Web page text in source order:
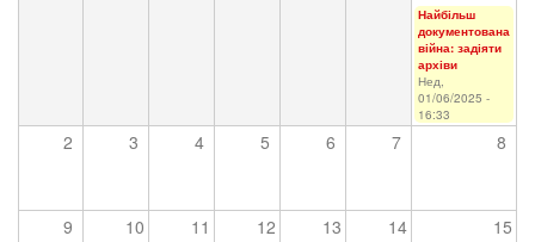
Найбільш
документована
війна: задіяти
архіви
Нед,
01/06/2025 -
16:33
2 3 4 5 6 7 8
9 10 11 12 13 14 15